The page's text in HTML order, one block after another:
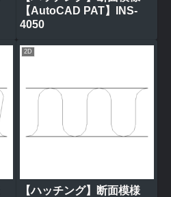
【AutoCAD PAT】INS-
4050
2D
【ハッチング】断面模様